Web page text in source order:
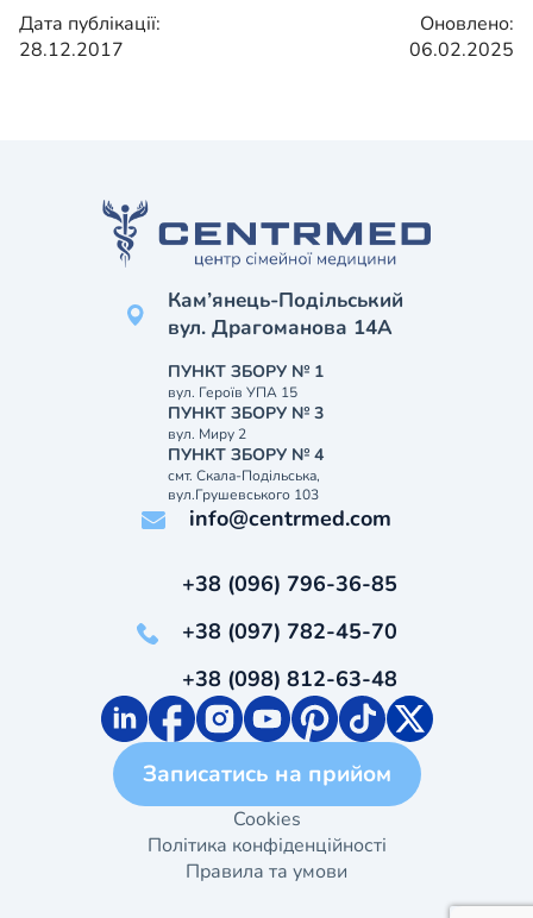
Дата публікації:
28.12.2017
Оновлено:
06.02.2025
Кам’янець-Подільський
вул. Драгоманова 14А
ПУНКТ ЗБОРУ № 1
вул. Героїв УПА 15
ПУНКТ ЗБОРУ № 3
вул. Миру 2
ПУНКТ ЗБОРУ № 4
смт. Скала-Подільська,
вул.Грушевського 103
info@centrmed.com
+38 (096) 796-36-85
+38 (097) 782-45-70
+38 (098) 812-63-48
Записатись на прийом
Cookies
Політика конфіденційності
Правила та умови